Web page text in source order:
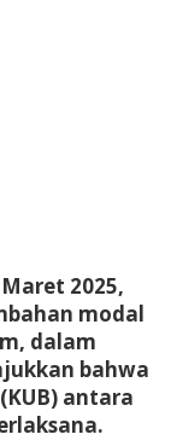
2025,
modal
dalam
bahwa
antara